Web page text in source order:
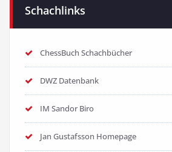
Schachlinks
ChessBuch Schachbücher
DWZ Datenbank
IM Sandor Biro
Jan Gustafsson Homepage